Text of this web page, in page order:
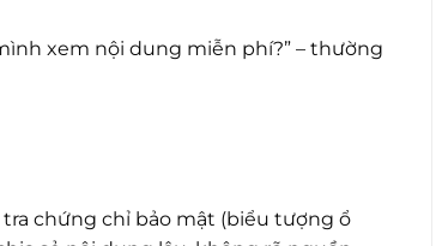
xem nội dung miễn phí?” – thường
chứng chỉ bảo mật (biểu tượng ổ